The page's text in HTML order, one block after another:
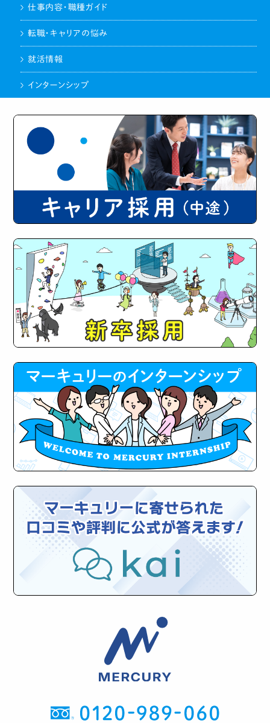
仕事内容・職種ガイド
転職・キャリアの悩み
就活情報
インターンシップ